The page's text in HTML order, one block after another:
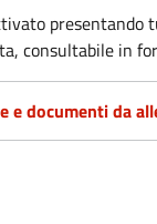
presentando
consultabile in
e documenti da